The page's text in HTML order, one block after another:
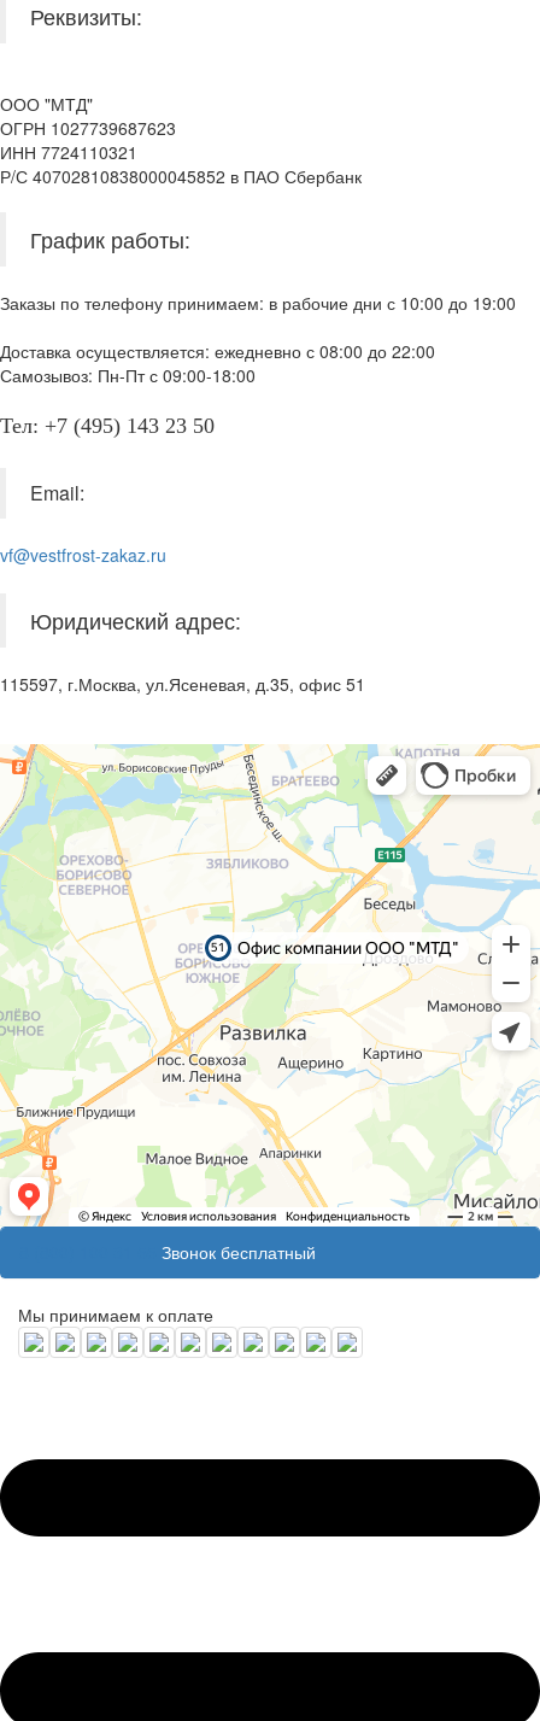
Реквизиты:
ООО "МТД"
ОГРН 1027739687623
ИНН 7724110321
Р/С 40702810838000045852 в ПАО Сбербанк
График работы:
Заказы по телефону принимаем: в рабочие дни с 10:00 до 19:00
Доставка осуществляется: ежедневно с 08:00 до 22:00
Самозывоз: Пн-Пт с 09:00-18:00
Тел: +7 (495) 143 23 50
Email:
vf@vestfrost-zakaz.ru
Юридический адрес:
115597, г.Москва, ул.Ясеневая, д.35, офис 51
Звонок бесплатный
Мы принимаем к оплате